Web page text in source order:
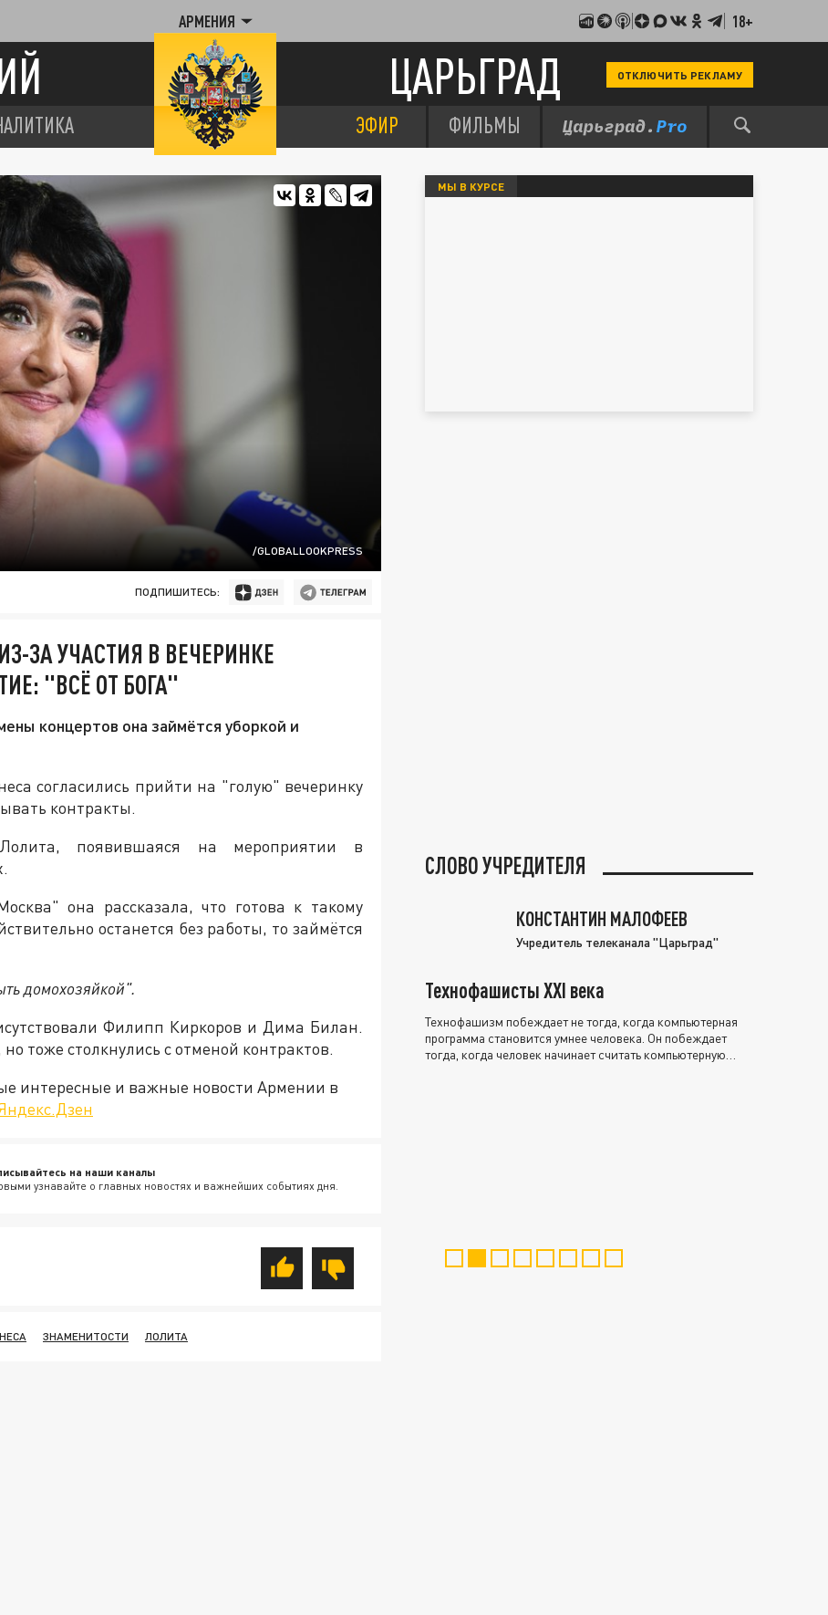
АРМЕНИЯ 18+
ЦАРЬГРАД ОТКЛЮЧИТЬ РЕКЛАМУ
ЭФИР ФИЛЬМЫ
/GLOBALLOOKPRESS
ПОДПИШИТЕСЬ:
ЗА УЧАСТИЯ В ВЕЧЕРИНКЕ
"ВСЁ ОТ БОГА"
концертов она займётся уборкой и
согласились прийти на "голую" вечеринку
контракты.
появившаяся на мероприятии в
она рассказала, что готова к такому
останется без работы, то займётся
домохозяйкой".
Филипп Киркоров и Дима Билан.
тоже столкнулись с отменой контрактов.
интересные и важные новости Армении в
на наши каналы
узнавайте о главных новостях и важнейших событиях дня.
ЗНАМЕНИТОСТИ ЛОЛИТА
МЫ В КУРСЕ
СЛОВО УЧРЕДИТЕЛЯ
КОНСТАНТИН МАЛОФЕЕВ
Учредитель телеканала "Царьград"
Технофашисты XXI века
Технофашизм побеждает не тогда, когда компьютерная
программа становится умнее человека. Он побеждает
тогда, когда человек начинает считать компьютерную